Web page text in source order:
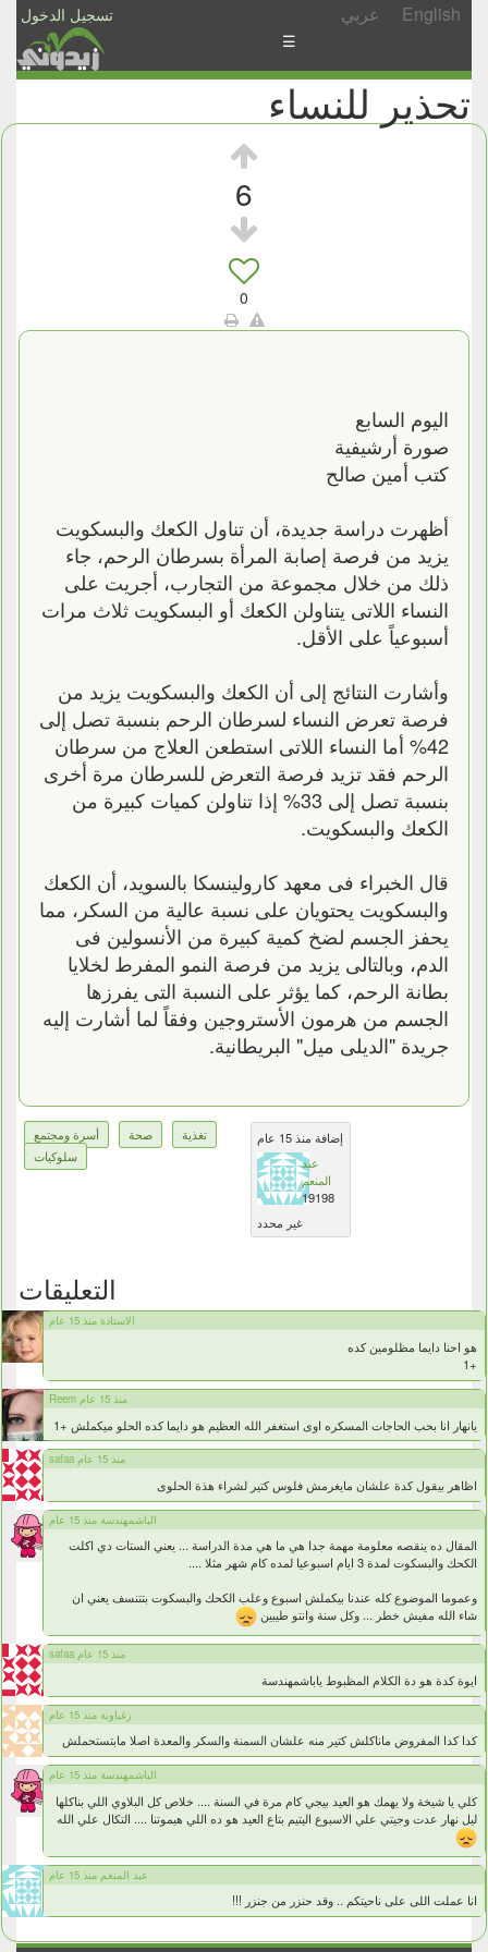
تسجيل الدخول عربي English
الأخبار
الأسئلة
☰
تحذير للنساء
6
0
اليوم السابع
صورة أرشيفية
كتب أمين صالح
أظهرت دراسة جديدة، أن تناول الكعك والبسكويت
يزيد من فرصة إصابة المرأة بسرطان الرحم، جاء
ذلك من خلال مجموعة من التجارب، أجريت على
النساء اللاتى يتناولن الكعك أو البسكويت ثلاث مرات
أسبوعياً على الأقل.
وأشارت النتائج إلى أن الكعك والبسكويت يزيد من
فرصة تعرض النساء لسرطان الرحم بنسبة تصل إلى
42% أما النساء اللاتى استطعن العلاج من سرطان
الرحم فقد تزيد فرصة التعرض للسرطان مرة أخرى
بنسبة تصل إلى 33% إذا تناولن كميات كبيرة من
الكعك والبسكويت.
قال الخبراء فى معهد كارولينسكا بالسويد، أن الكعك
والبسكويت يحتويان على نسبة عالية من السكر، مما
يحفز الجسم لضخ كمية كبيرة من الأنسولين فى
الدم، وبالتالى يزيد من فرصة النمو المفرط لخلايا
بطانة الرحم، كما يؤثر على النسبة التى يفرزها
الجسم من هرمون الأستروجين وفقاً لما أشارت إليه
جريدة "الديلى ميل" البريطانية.
تغذية صحة
أسرة ومجتمع
سلوكيات
إضافة منذ 15 عام
عبد
المنعم
19198
غير محدد
التعليقات
الاستاذة منذ 15 عام
هو احنا دايما مظلومين كده
+1
Reem منذ 15 عام
يانهار انا بحب الحاجات المسكره اوى استغفر الله العظيم هو دايما كده الحلو ميكملش +1
safaa منذ 15 عام
اظاهر بيقول كدة علشان مايغرمش فلوس كتير لشراء هذة الحلوى
الباشمهندسة منذ 15 عام
المقال ده ينقصه معلومة مهمة جدا هي ما هي مدة الدراسة ... يعني الستات دي اكلت
الكحك والبسكوت لمدة 3 ايام اسبوعيا لمده كام شهر مثلا ....
وعموما الموضوع كله عندنا بيكملش اسبوع وعلب الكحك والبسكوت بتتنسف يعني ان
شاء الله مفيش خطر ... وكل سنة وانتو طيبين
safaa منذ 15 عام
ايوة كدة هو دة الكلام المظبوط ياباشمهندسة
زغباوية منذ 15 عام
كدا كدا المفروض ماناكلش كتير منه علشان السمنة والسكر والمعدة اصلا مابتستحملش
الباشمهندسة منذ 15 عام
كلي يا شيخة ولا يهمك هو العيد بيجي كام مرة في السنة .... خلاص كل البلاوي اللي بناكلها
ليل نهار عدت وجيتي علي الاسبوع اليتيم بتاع العيد هو ده اللي هيموتنا .... التكال علي الله
عبد المنعم منذ 15 عام
انا عملت اللى على ناحيتكم .. وقد حنزر من جنزر !!!